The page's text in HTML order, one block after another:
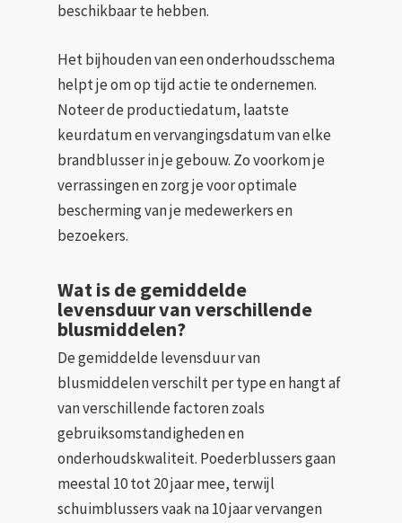
beschikbaar te hebben.
Het bijhouden van een onderhoudsschema
helpt je om op tijd actie te ondernemen.
Noteer de productiedatum, laatste
keurdatum en vervangingsdatum van elke
brandblusser in je gebouw. Zo voorkom je
verrassingen en zorg je voor optimale
bescherming van je medewerkers en
bezoekers.
Wat is de gemiddelde
levensduur van verschillende
blusmiddelen?
De gemiddelde levensduur van
blusmiddelen verschilt per type en hangt af
van verschillende factoren zoals
gebruiksomstandigheden en
onderhoudskwaliteit. Poederblussers gaan
meestal 10 tot 20 jaar mee, terwijl
schuimblussers vaak na 10 jaar vervangen